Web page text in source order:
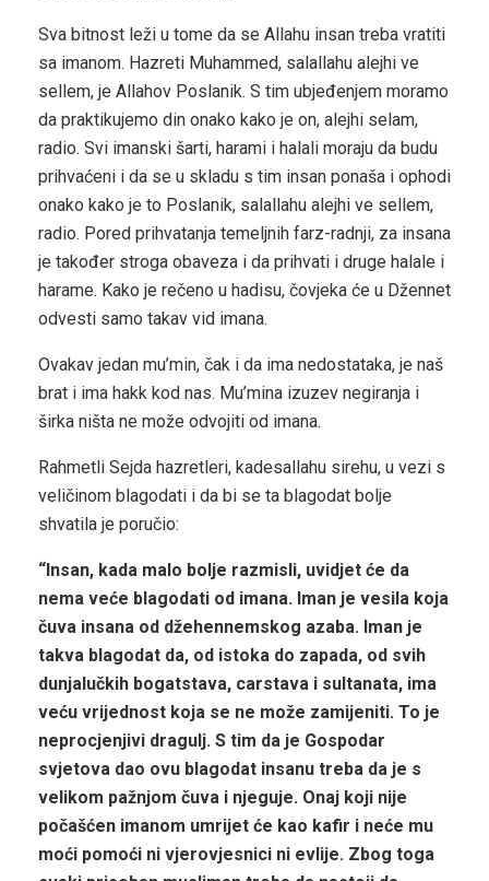
Sva bitnost leži u tome da se Allahu insan treba vratiti
sa imanom. Hazreti Muhammed, salallahu alejhi ve
sellem, je Allahov Poslanik. S tim ubjeđenjem moramo
da praktikujemo din onako kako je on, alejhi selam,
radio. Svi imanski šarti, harami i halali moraju da budu
prihvaćeni i da se u skladu s tim insan ponaša i ophodi
onako kako je to Poslanik, salallahu alejhi ve sellem,
radio. Pored prihvatanja temeljnih farz-radnji, za insana
je također stroga obaveza i da prihvati i druge halale i
harame. Kako je rečeno u hadisu, čovjeka će u Džennet
odvesti samo takav vid imana.
Ovakav jedan mu’min, čak i da ima nedostataka, je naš
brat i ima hakk kod nas. Mu’mina izuzev negiranja i
širka ništa ne može odvojiti od imana.
Rahmetli Sejda hazretleri, kadesallahu sirehu, u vezi s
veličinom blagodati i da bi se ta blagodat bolje
shvatila je poručio:
“Insan, kada malo bolje razmisli, uvidjet će da
nema veće blagodati od imana. Iman je vesila koja
čuva insana od džehennemskog azaba. Iman je
takva blagodat da, od istoka do zapada, od svih
dunjalučkih bogatstava, carstava i sultanata, ima
veću vrijednost koja se ne može zamijeniti. To je
neprocjenjivi dragulj. S tim da je Gospodar
svjetova dao ovu blagodat insanu treba da je s
velikom pažnjom čuva i njeguje. Onaj koji nije
počašćen imanom umrijet će kao kafir i neće mu
moći pomoći ni vjerovjesnici ni evlije. Zbog toga